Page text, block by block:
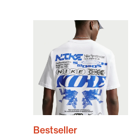
Bestseller